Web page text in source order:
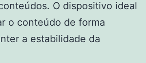
O dispositivo ideal
o conteúdo de forma
a estabilidade da